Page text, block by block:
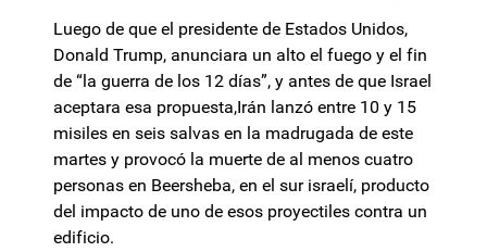
Luego de que el presidente de Estados Unidos,
Donald Trump, anunciara un alto el fuego y el fin
de “la guerra de los 12 días”, y antes de que Israel
aceptara esa propuesta,Irán lanzó entre 10 y 15
misiles en seis salvas en la madrugada de este
martes y provocó la muerte de al menos cuatro
personas en Beersheba, en el sur israelí, producto
del impacto de uno de esos proyectiles contra un
edificio.